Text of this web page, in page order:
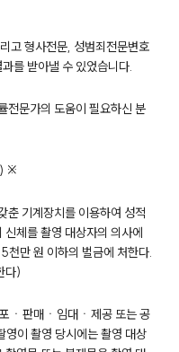
로펌
고 형사전문, 성범죄전문변호
를 받아낼 수 있었습니다.
전문가의 도움이 필요하신 분
) ※
기계장치를 이용하여 성적
체를 촬영 대상자의 의사에
천만 원 이하의 벌금에 처한다.
다)
ㆍ판매ㆍ임대ㆍ제공 또는 공
영이 촬영 당시에는 촬영 대상